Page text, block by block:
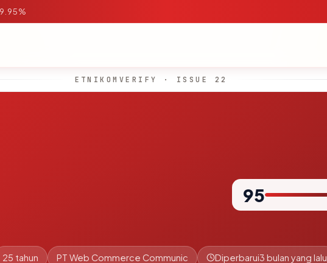
ETNIKOMVERIFY · ISSUE 22
95
25 tahun PT Web Commerce Communic Diperbarui3 bulan yang lalu